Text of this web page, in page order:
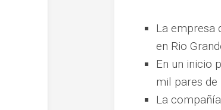
La empresa
en Rio
En un inicio
mil pares
La